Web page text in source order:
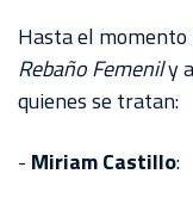
AKRON
TOUR
ESTADIO
AKRON
Hasta el momento
Rebaño Femenily
quienes se tratan:
- Miriam Castillo: